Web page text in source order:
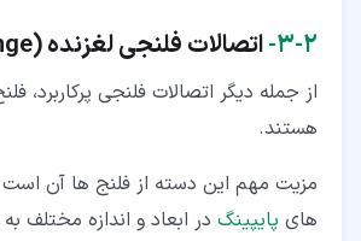
۲‏-‏۳‏- اتصالات فلنجی لغزنده (Slip on Flange
از جمله دیگر اتصالات فلنجی پرکاربرد،
هستند.
مزیت مهم این دسته از فلنج ها آن
های پایپینگ در ابعاد و اندازه مختلف